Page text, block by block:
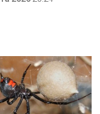
установлен в апреле